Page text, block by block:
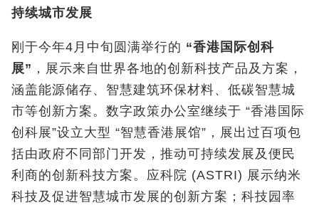
持续城市发展
刚于今年4月中旬圆满举行的 “香港国际创科
展” ，展示来自世界各地的创新科技产品及方案，
涵盖能源储存、智慧建筑环保材料、低碳智慧城
市等创新方案。数字政策办公室继续于 “香港国际
创科展”设立大型 “智慧香港展馆”，展出过百项包
括由政府不同部门开发，推动可持续发展及便民
利商的创新科技方案。应科院 (ASTRI) 展示纳米
科技及促进智慧城市发展的创新方案；科技园率